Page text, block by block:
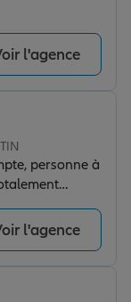
l'agence
personne à
faite.
l'agence